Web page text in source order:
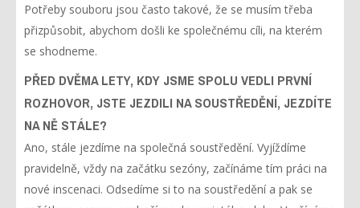
Potřeby souboru jsou často takové, že se musím třeba
přizpůsobit, abychom došli ke společnému cíli, na kterém
se shodneme.
PŘED DVĚMA LETY, KDY JSME SPOLU VEDLI PRVNÍ
ROZHOVOR, JSTE JEZDILI NA SOUSTŘEDĚNÍ, JEZDÍTE
NA NĚ STÁLE?
Ano, stále jezdíme na společná soustředění. Vyjíždíme
pravidelně, vždy na začátku sezóny, začínáme tím práci na
nové inscenaci. Odsedíme si to na soustředění a pak se